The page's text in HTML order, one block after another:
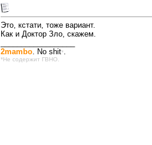
Это, кстати, тоже вариант.
Как и Доктор Зло, скажем.
2mambo. No shit*.
*Не содержит ГВНО.